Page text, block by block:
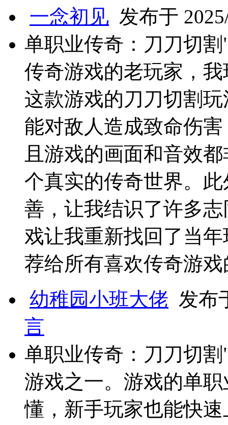
一念初见 发布于
单职业传奇：刀刀切
传奇游戏的老玩家，
这款游戏的刀刀切割
能对敌人造成致命伤
且游戏的画面和音效
个真实的传奇世界。
善，让我结识了许多
戏让我重新找回了当
荐给所有喜欢传奇游
幼稚园小班大佬 发布
言
单职业传奇：刀刀切
游戏之一。游戏的单
懂，新手玩家也能快